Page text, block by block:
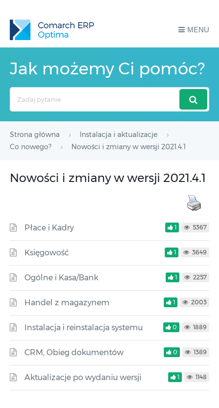
MENU
Jak możemy Ci pomóc?
Strona główna
Instalacja i aktualizacje
Co nowego?
Nowości i zmiany w wersji 2021.4.1
Nowości i zmiany w wersji 2021.4.1
Płace i Kadry 1 5367
Księgowość 1 3649
Ogólne i Kasa/Bank 1 2257
Handel z magazynem 1 2003
Instalacja i reinstalacja systemu 0 1889
CRM, Obieg dokumentów 0 1389
Aktualizacje po wydaniu wersji 1 1148